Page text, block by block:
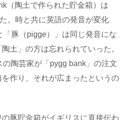
（陶土で作られた貯金箱）は
。時と共に英語の発音が変化
「豚（pigge）」は同じ発音にな
土」の方は忘れられていった。
陶芸家が「pygg bank」の注文
作り、それが広まったというの
豚貯金箱がイギリスに直接伝わ